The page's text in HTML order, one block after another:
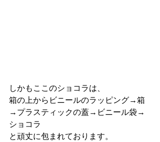
しかもここのショコラは、
箱の上からビニールのラッピング→箱
→プラスティックの蓋→ビニール袋→
ショコラ
と頑丈に包まれております。